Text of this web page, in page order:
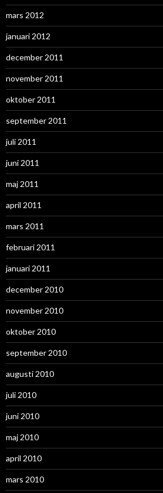
mars 2012
januari 2012
december 2011
november 2011
oktober 2011
september 2011
juli 2011
juni 2011
maj 2011
april 2011
mars 2011
februari 2011
januari 2011
december 2010
november 2010
oktober 2010
september 2010
augusti 2010
juli 2010
juni 2010
maj 2010
april 2010
mars 2010